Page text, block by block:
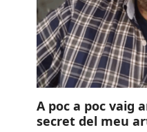
A poc a poc vaig
secret del meu